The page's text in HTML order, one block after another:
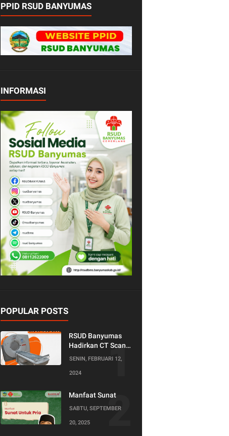
PPID RSUD BANYUMAS
INFORMASI
POPULAR POSTS
RSUD Banyumas
Hadirkan CT Scan
128 Slice!
untuk Pemeriksaan
Nyaman dan
SENIN, FEBRUARI 12,
2024
Manfaat Sunat
SABTU, SEPTEMBER
20, 2025